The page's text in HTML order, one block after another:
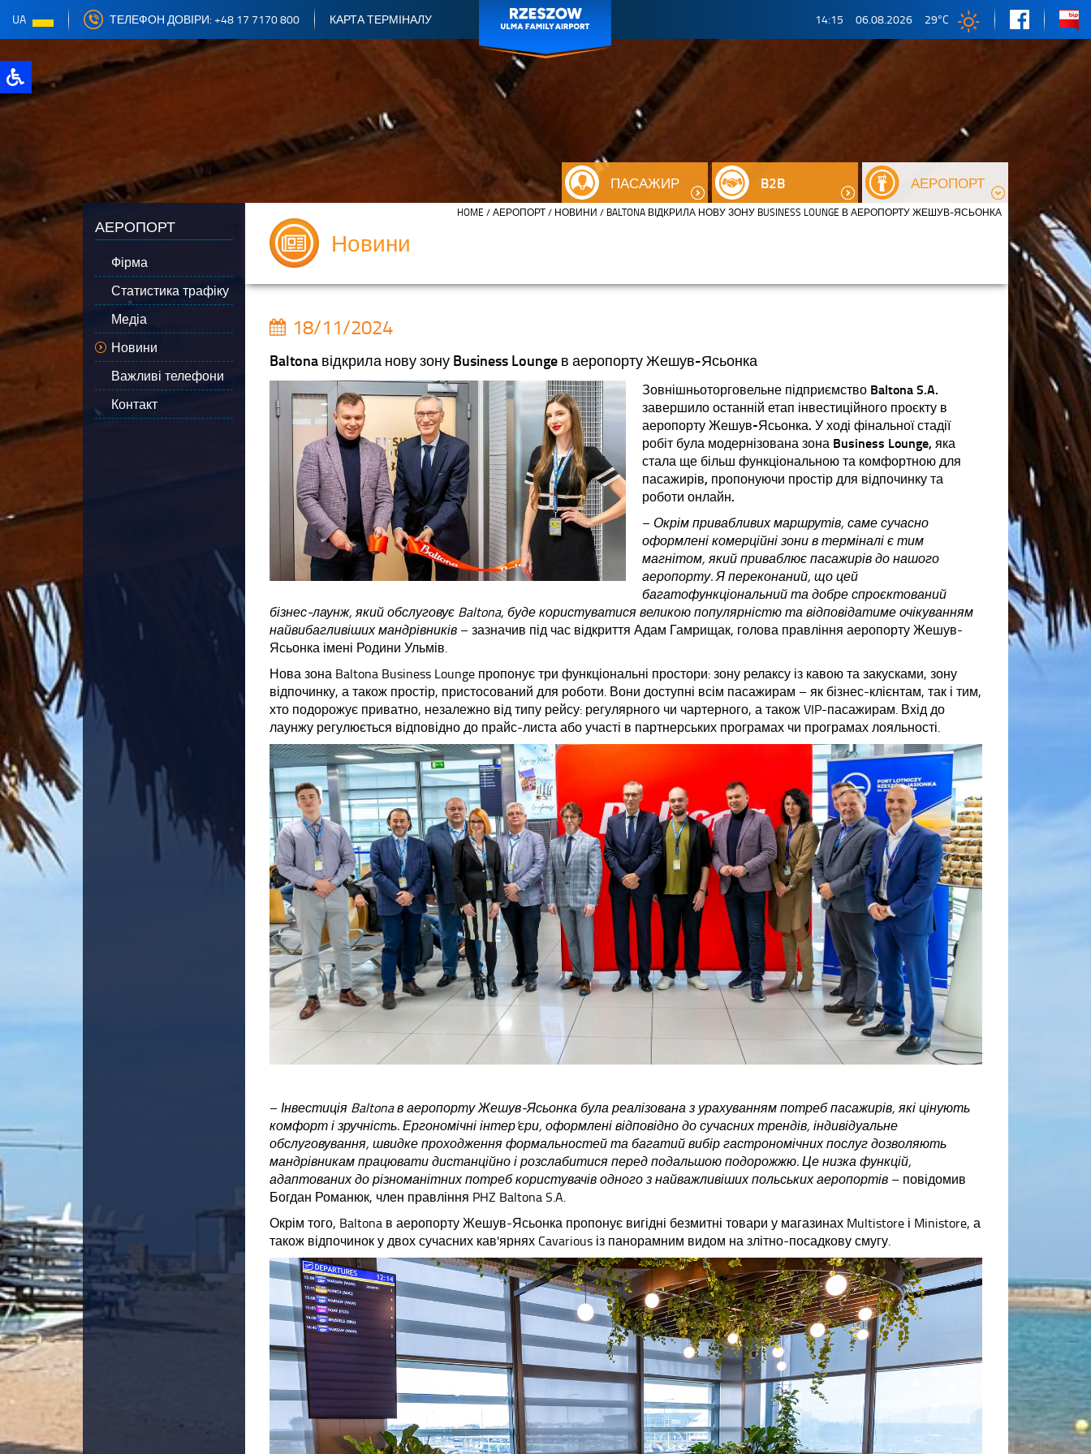
UA ТЕЛЕФОН ДОВІРИ: +48 17 7170 800 КАРТА ТЕРМІНАЛУ 14:15 06.08.2026 29°C
АЕРОПОРТ
B2B
ПАСАЖИР
АЕРОПОРТ
Фірма
Статистика трафіку
Медіа
Новини
Важливі телефони
Контакт
HOME /АЕРОПОРТ/ НОВИНИ / BALTONA ВІДКРИЛА НОВУ ЗОНУ BUSINESS LOUNGE В АЕРОПОРТУ ЖЕШУВ-ЯСЬОНКА
Новини
18/11/2024
Baltona відкрила нову зону Business Lounge в аеропорту Жешув-Ясьонка
Зовнішньоторговельне підприємство Baltona S.A.
завершило останній етап інвестиційного проєкту в
аеропорту Жешув-Ясьонка. У ході фінальної стадії
робіт була модернізована зона Business Lounge, яка
стала ще більш функціональною та комфортною для
пасажирів, пропонуючи простір для відпочинку та
роботи онлайн.
– Окрім привабливих маршрутів, саме сучасно
оформлені комерційні зони в терміналі є тим
магнітом, який приваблює пасажирів до нашого
аеропорту. Я переконаний, що цей
багатофункціональний та добре спроєктований
бізнес-лаунж, який обслуговує Baltona, буде користуватися великою популярністю та відповідатиме очікуванням
найвибагливіших мандрівників – зазначив під час відкриття Адам Гамрищак, голова правління аеропорту Жешув-
Ясьонка імені Родини Ульмів.
Нова зона Baltona Business Lounge пропонує три функціональні простори: зону релаксу із кавою та закусками, зону
відпочинку, а також простір, пристосований для роботи. Вони доступні всім пасажирам – як бізнес-клієнтам, так і тим,
хто подорожує приватно, незалежно від типу рейсу: регулярного чи чартерного, а також VIP-пасажирам. Вхід до
лаунжу регулюється відповідно до прайс-листа або участі в партнерських програмах чи програмах лояльності.
– Інвестиція Baltona в аеропорту Жешув-Ясьонка була реалізована з урахуванням потреб пасажирів, які цінують
комфорт і зручність. Ергономічні інтер’єри, оформлені відповідно до сучасних трендів, індивідуальне
обслуговування, швидке проходження формальностей та багатий вибір гастрономічних послуг дозволяють
мандрівникам працювати дистанційно і розслабитися перед подальшою подорожжю. Це низка функцій,
адаптованих до різноманітних потреб користувачів одного з найважливіших польських аеропортів – повідомив
Богдан Романюк, член правління PHZ Baltona S.A.
Окрім того, Baltona в аеропорту Жешув-Ясьонка пропонує вигідні безмитні товари у магазинах Multistore і Ministore, а
також відпочинок у двох сучасних кав'ярнях Cavarious із панорамним видом на злітно-посадкову смугу.